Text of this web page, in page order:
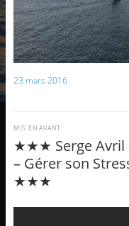
23 mars 2016
★★★ Serge Avril
– Gérer son
★★★
MIS EN AVANT